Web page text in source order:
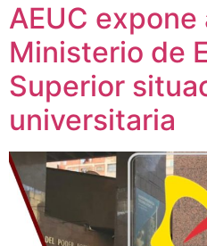
AEUC expone
Ministerio de
Superior
universitaria